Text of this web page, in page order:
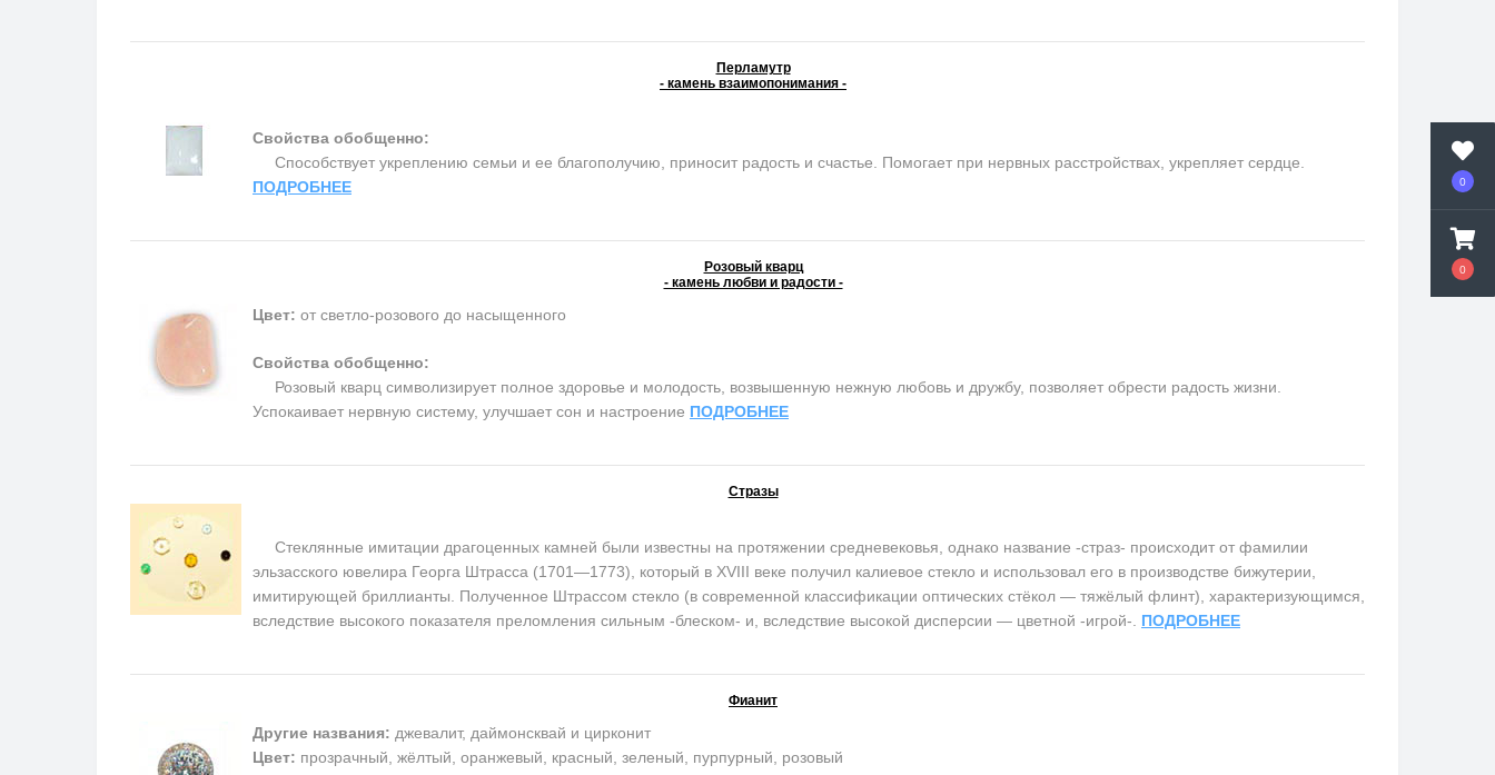
0
0
Перламутр
- камень взаимопонимания -
Свойства обобщенно:
Способствует укреплению семьи и ее благополучию, приносит радость и счастье. Помогает при нервных расстройствах, укрепляет сердце.
ПОДРОБНЕЕ
Розовый кварц
- камень любви и радости -
Цвет: от светло-розового до насыщенного
Свойства обобщенно:
Розовый кварц символизирует полное здоровье и молодость, возвышенную нежную любовь и дружбу, позволяет обрести радость жизни.
Успокаивает нервную систему, улучшает сон и настроение ПОДРОБНЕЕ
Стразы
Стеклянные имитации драгоценных камней были известны на протяжении средневековья, однако название -страз- происходит от фамилии
эльзасского ювелира Георга Штрасса (1701—1773), который в XVIII веке получил калиевое стекло и использовал его в производстве бижутерии,
имитирующей бриллианты. Полученное Штрассом стекло (в современной классификации оптических стёкол — тяжёлый флинт), характеризующимся,
вследствие высокого показателя преломления сильным -блеском- и, вследствие высокой дисперсии — цветной -игрой-. ПОДРОБНЕЕ
Фианит
Другие названия: джевалит, даймонсквай и цирконит
Цвет: прозрачный, жёлтый, оранжевый, красный, зеленый, пурпурный, розовый